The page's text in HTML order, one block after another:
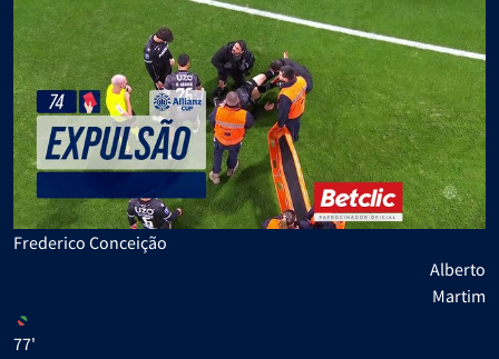
Frederico Conceição
Alberto
Martim
77'